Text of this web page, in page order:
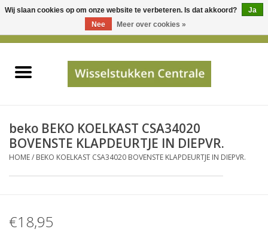
Gebruik
de
pijltjes
op
en
neer
beschikbaar
resultaat
PRIJSAANVRAAG
JUISTE GEGEVENS
Apparaten
beko BEKO KOELKAST CSA34020
BOVENSTE KLAPDEURTJE IN DIEPVR.
HOME/ BEKO KOELKAST CSA34020 BOVENSTE KLAPDEURTJE IN DIEPVR.
€18,95
Wij slaan cookies op om onze website te verbeteren. Is dat akkoord?
Ja
Nee
Meer over cookies »